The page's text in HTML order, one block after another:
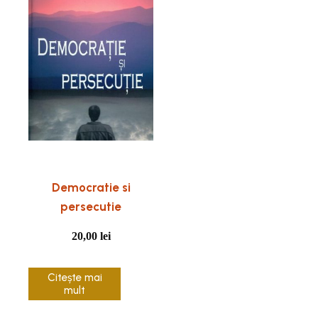
Democratie si
persecutie
20,00 lei
Citește mai
mult